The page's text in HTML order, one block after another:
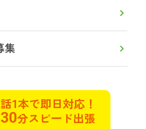
集
1本で即日対応！
30分スピード出張
応エリアよくある質問
取特殊清掃
不用品回収